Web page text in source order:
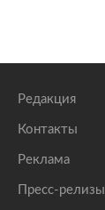
Редакция
Контакты
Реклама
Пресс-релизы